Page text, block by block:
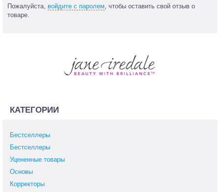
Пожалуйста, войдите с паролем, чтобы оставить свой отзыв о
товаре.
КАТЕГОРИИ
Бестселлеры
Бестселлеры
Уцененные товары
Основы
Корректоры